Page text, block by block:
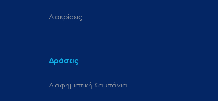
Διακρίσεις
Δράσεις
Διαφημιστική Καμπάνια